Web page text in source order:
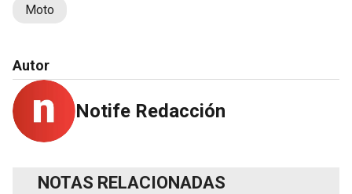
Moto
Autor
Notife Redacción
NOTAS RELACIONADAS